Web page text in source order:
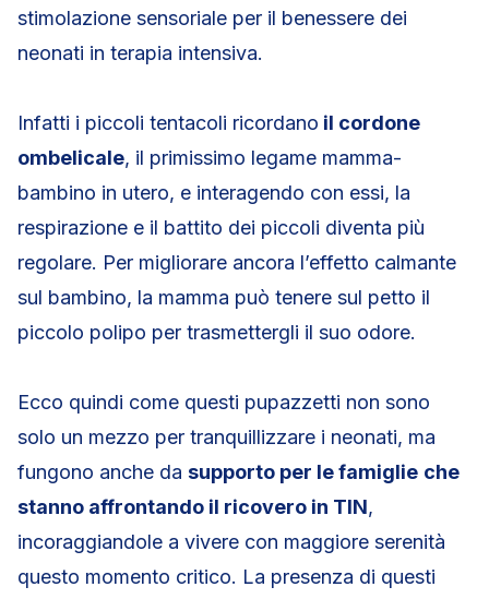
stimolazione sensoriale per il benessere dei
neonati in terapia intensiva.
Infatti i piccoli tentacoli ricordano il cordone
ombelicale, il primissimo legame mamma-
bambino in utero, e interagendo con essi, la
respirazione e il battito dei piccoli diventa più
regolare. Per migliorare ancora l’effetto calmante
sul bambino, la mamma può tenere sul petto il
piccolo polipo per trasmettergli il suo odore.
Ecco quindi come questi pupazzetti non sono
solo un mezzo per tranquillizzare i neonati, ma
fungono anche da supporto per le famiglie che
stanno affrontando il ricovero in TIN,
incoraggiandole a vivere con maggiore serenità
questo momento critico. La presenza di questi